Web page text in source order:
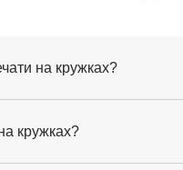
на кружках?
кружках?